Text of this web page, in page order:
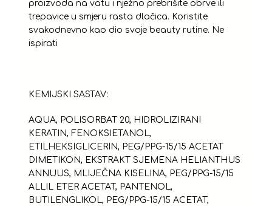
proizvoda na vatu i nježno prebrišite obrve ili
trepavice u smjeru rasta dlačica. Koristite
svakodnevno kao dio svoje beauty rutine. Ne
ispirati
KEMIJSKI SASTAV:
AQUA, POLISORBAT 20, HIDROLIZIRANI
KERATIN, FENOKSIETANOL,
ETILHEKSIGLICERIN, PEG/PPG-15/15 ACETAT
DIMETIKON, EKSTRAKT SJEMENA HELIANTHUS
ANNUUS, MLIJEČNA KISELINA, PEG/PPG-15/15
ALLIL ETER ACETAT, PANTENOL,
BUTILENGLIKOL, PEG/PPG-15/15 ACETAT,